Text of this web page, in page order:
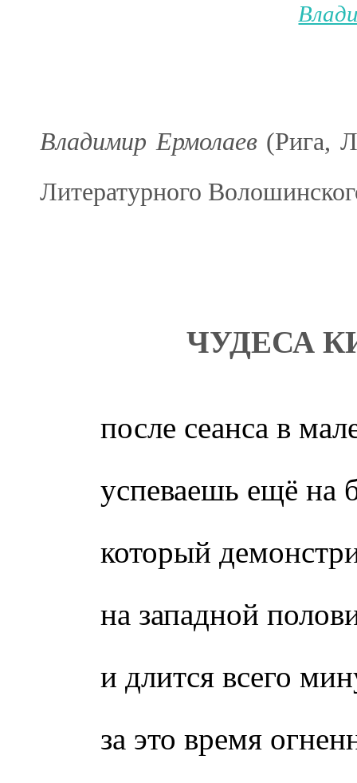
Владимир Ермолаев (Рига,
Литературного
ЧУДЕСА
после сеанса в
успеваешь ещё на
который
на западной
и длится всего
за это время